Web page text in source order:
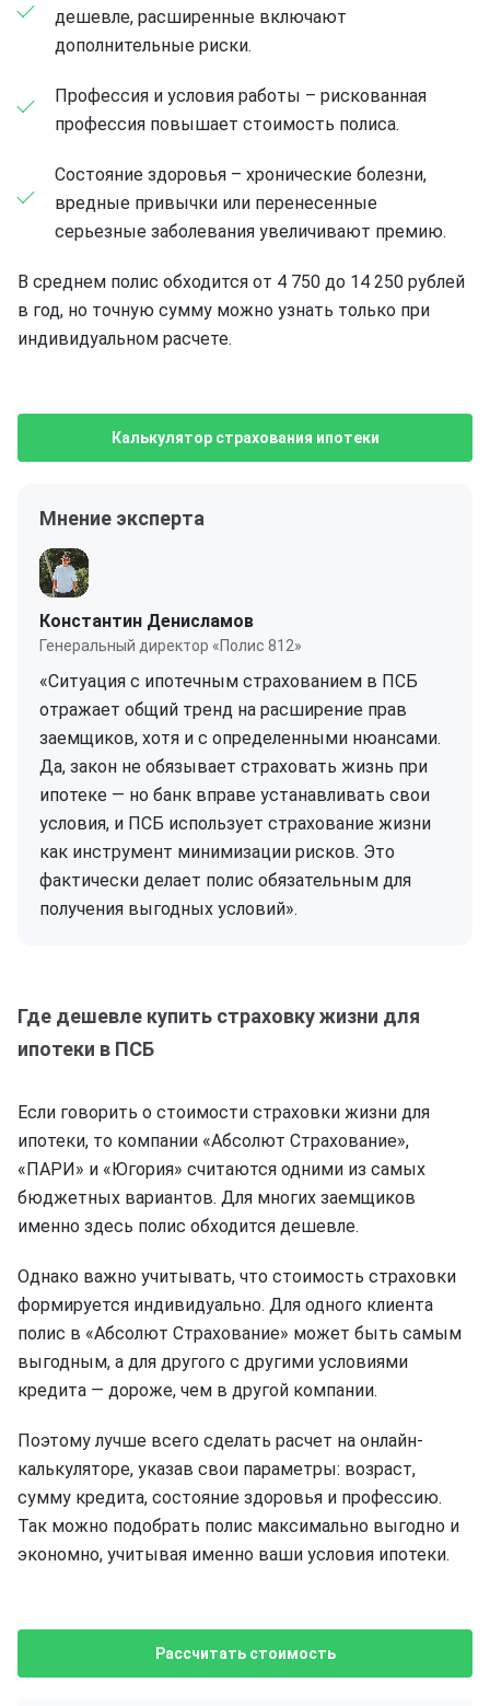
дешевле, расширенные включают
дополнительные риски.
Профессия и условия работы – рискованная
профессия повышает стоимость полиса.
Состояние здоровья – хронические болезни,
вредные привычки или перенесенные
серьезные заболевания увеличивают премию.
В среднем полис обходится от 4 750 до 14 250 рублей
в год, но точную сумму можно узнать только при
индивидуальном расчете.
Калькулятор страхования ипотеки
Мнение эксперта
Константин Денисламов
Генеральный директор «Полис 812»
«Ситуация с ипотечным страхованием в ПСБ
отражает общий тренд на расширение прав
заемщиков, хотя и с определенными нюансами.
Да, закон не обязывает страховать жизнь при
ипотеке — но банк вправе устанавливать свои
условия, и ПСБ использует страхование жизни
как инструмент минимизации рисков. Это
фактически делает полис обязательным для
получения выгодных условий».
Где дешевле купить страховку жизни для
ипотеки в ПСБ
Если говорить о стоимости страховки жизни для
ипотеки, то компании «Абсолют Страхование»,
«ПАРИ» и «Югория» считаются одними из самых
бюджетных вариантов. Для многих заемщиков
именно здесь полис обходится дешевле.
Однако важно учитывать, что стоимость страховки
формируется индивидуально. Для одного клиента
полис в «Абсолют Страхование» может быть самым
выгодным, а для другого с другими условиями
кредита — дороже, чем в другой компании.
Поэтому лучше всего сделать расчет на онлайн-
калькуляторе, указав свои параметры: возраст,
сумму кредита, состояние здоровья и профессию.
Так можно подобрать полис максимально выгодно и
экономно, учитывая именно ваши условия ипотеки.
Рассчитать стоимость